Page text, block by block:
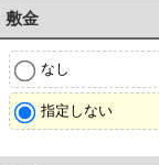
敷金
なし
指定しない